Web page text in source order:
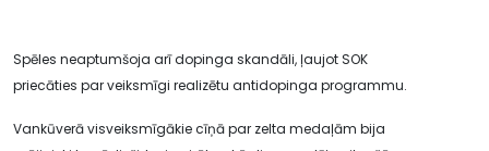
Spēles neaptumšoja arī dopinga skandāli, ļaujot SOK
priecāties par veiksmīgi realizētu antidopinga programmu.
Vankūverā visveiksmīgākie cīņā par zelta medaļām bija